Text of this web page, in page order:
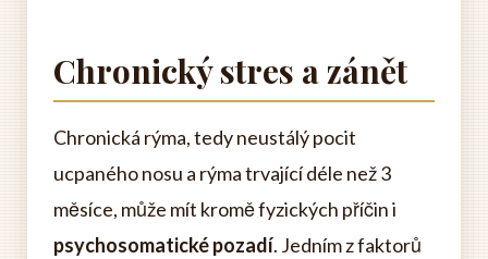
Chronický stres a zánět
Chronická rýma, tedy neustálý pocit
ucpaného nosu a rýma trvající déle než 3
měsíce, může mít kromě fyzických příčin i
psychosomatické pozadí. Jedním z faktorů